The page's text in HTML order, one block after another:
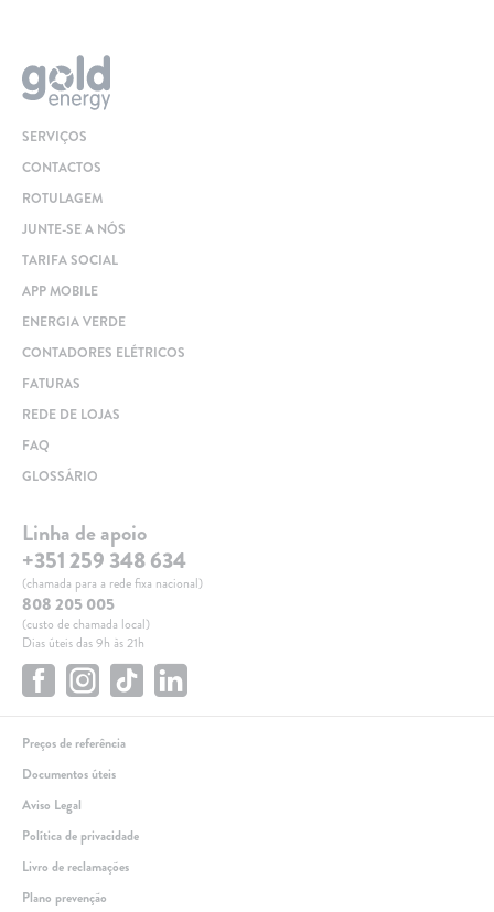
SERVIÇOS
CONTACTOS
ROTULAGEM
JUNTE-SE A NÓS
TARIFA SOCIAL
APP MOBILE
ENERGIA VERDE
CONTADORES ELÉTRICOS
FATURAS
REDE DE LOJAS
FAQ
GLOSSÁRIO
Linha de apoio
+351 259 348 634
(chamada para a rede fixa nacional)
808 205 005
(custo de chamada local)
Dias úteis das 9h às 21h
Preços de referência
Documentos úteis
Aviso Legal
Política de privacidade
Livro de reclamações
Plano prevenção